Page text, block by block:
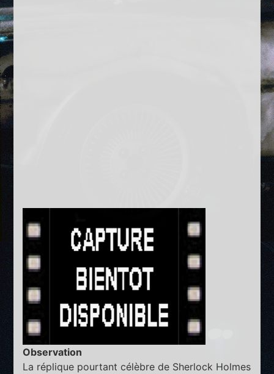
Observation
La réplique pourtant célèbre de Sherlock Holmes